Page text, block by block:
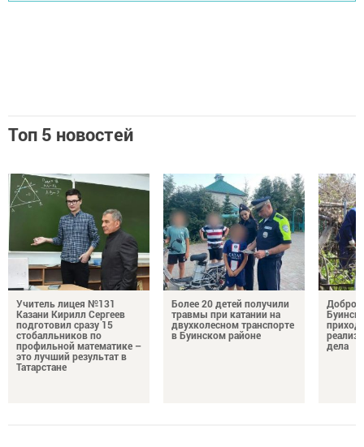
Топ 5 новостей
Учитель лицея №131
Казани Кирилл Сергеев
подготовил сразу 15
стобалльников по
профильной математике –
это лучший результат в
Татарстане
Более 20 детей получили
травмы при катании на
двухколесном транспорте
в Буинском районе
Добро
приход
дела